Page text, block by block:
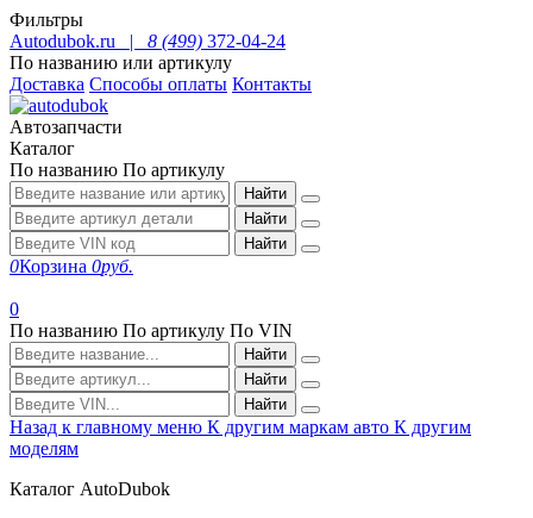
Фильтры
Autodubok.ru |
8 (499) 372-04-24
По названию или артикулу
Доставка Способы оплаты Контакты
Автозапчасти
Каталог
По названию По артикулу
Найти
Найти
Найти
0Корзина 0руб.
0
По названию По артикулу По VIN
Найти
Найти
Найти
Назад к главному меню К другим маркам авто К другим
моделям
Каталог AutoDubok